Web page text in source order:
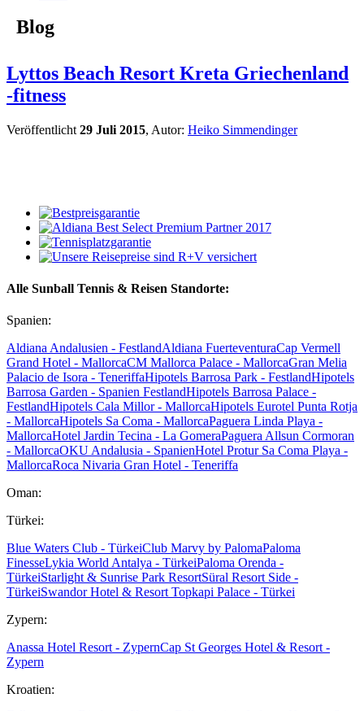
Blog
Lyttos Beach Resort Kreta Griechenland
-fitness
Veröffentlicht 29 Juli 2015, Autor: Heiko Simmendinger
Alle Sunball Tennis & Reisen Standorte:
Spanien:
Aldiana Andalusien - FestlandAldiana FuerteventuraCap Vermell
Grand Hotel - MallorcaCM Mallorca Palace - MallorcaGran Melia
Palacio de Isora - TeneriffaHipotels Barrosa Park - FestlandHipotels
Barrosa Garden - Spanien FestlandHipotels Barrosa Palace -
FestlandHipotels Cala Millor - MallorcaHipotels Eurotel Punta Rotja
- MallorcaHipotels Sa Coma - MallorcaPaguera Linda Playa -
MallorcaHotel Jardin Tecina - La GomeraPaguera Allsun Cormoran
- MallorcaOKU Andalusia - SpanienHotel Protur Sa Coma Playa -
MallorcaRoca Nivaria Gran Hotel - Teneriffa
Oman:
Türkei:
Blue Waters Club - TürkeiClub Marvy by PalomaPaloma
FinesseLykia World Antalya - TürkeiPaloma Orenda -
TürkeiStarlight & Sunrise Park ResortSüral Resort Side -
TürkeiSwandor Hotel & Resort Topkapi Palace - Türkei
Zypern:
Anassa Hotel Resort - ZypernCap St Georges Hotel & Resort -
Zypern
Kroatien: